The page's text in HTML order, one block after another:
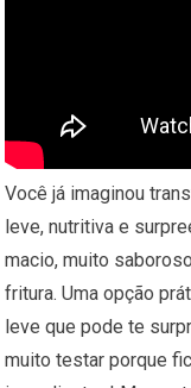
Você já imaginou
leve, nutritiva e
macio, muito
fritura. Uma opção
leve que pode te
muito testar porque